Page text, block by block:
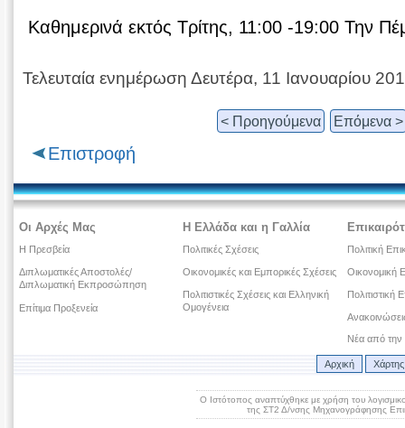
Καθημερινά εκτός Τρίτης, 11:00 -19:00 Την
Τελευταία ενημέρωση Δευτέρα, 11 Ιανουαρίου
< Προηγούμενα Επόμενα >
Επιστροφή
Οι Αρχές Μας
Η Πρεσβεία
Διπλωματικές Αποστολές/
Διπλωματική Εκπροσώπηση
Επίτιμα Προξενεία
Η Ελλάδα και η Γαλλία
Πολιτικές Σχέσεις
Οικονομικές και Εμπορικές Σχέσεις
Πολιτιστικές Σχέσεις και Ελληνική
Ομογένεια
Πολιτική
Οικονομική
Πολιτιστική
Νέα από την
Αρχική
Ο Ιστότοπος αναπτύχθηκε με χρήση του
της ΣΤ2 Δ/νσης Μηχανογράφησης